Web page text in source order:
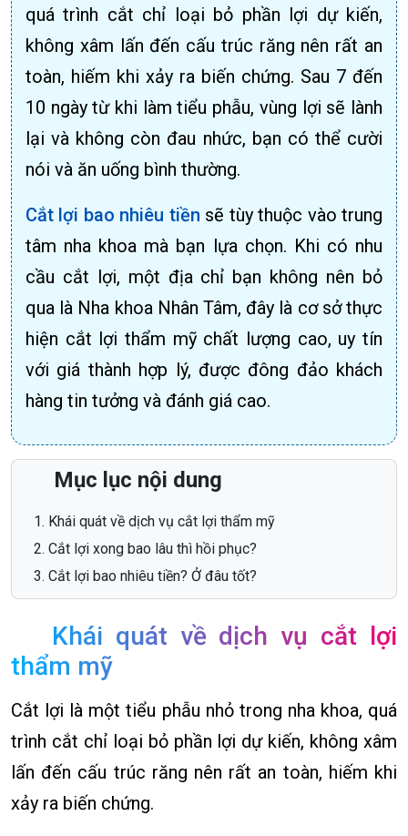
quá trình cắt chỉ loại bỏ phần lợi dự kiến,
không xâm lấn đến cấu trúc răng nên rất an
toàn, hiếm khi xảy ra biến chứng. Sau 7 đến
10 ngày từ khi làm tiểu phẫu, vùng lợi sẽ lành
lại và không còn đau nhức, bạn có thể cười
nói và ăn uống bình thường.
Cắt lợi bao nhiêu tiền sẽ tùy thuộc vào trung
tâm nha khoa mà bạn lựa chọn. Khi có nhu
cầu cắt lợi, một địa chỉ bạn không nên bỏ
qua là Nha khoa Nhân Tâm, đây là cơ sở thực
hiện cắt lợi thẩm mỹ chất lượng cao, uy tín
với giá thành hợp lý, được đông đảo khách
hàng tin tưởng và đánh giá cao.
Mục lục nội dung
Khái quát về dịch vụ cắt lợi thẩm mỹ
Cắt lợi xong bao lâu thì hồi phục?
Cắt lợi bao nhiêu tiền? Ở đâu tốt?
Khái quát về dịch vụ cắt lợi
thẩm mỹ
Cắt lợi là một tiểu phẫu nhỏ trong nha khoa, quá
trình cắt chỉ loại bỏ phần lợi dự kiến, không xâm
lấn đến cấu trúc răng nên rất an toàn, hiếm khi
xảy ra biến chứng.